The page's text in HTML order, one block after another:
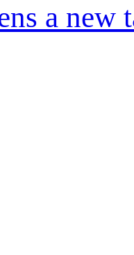
a new